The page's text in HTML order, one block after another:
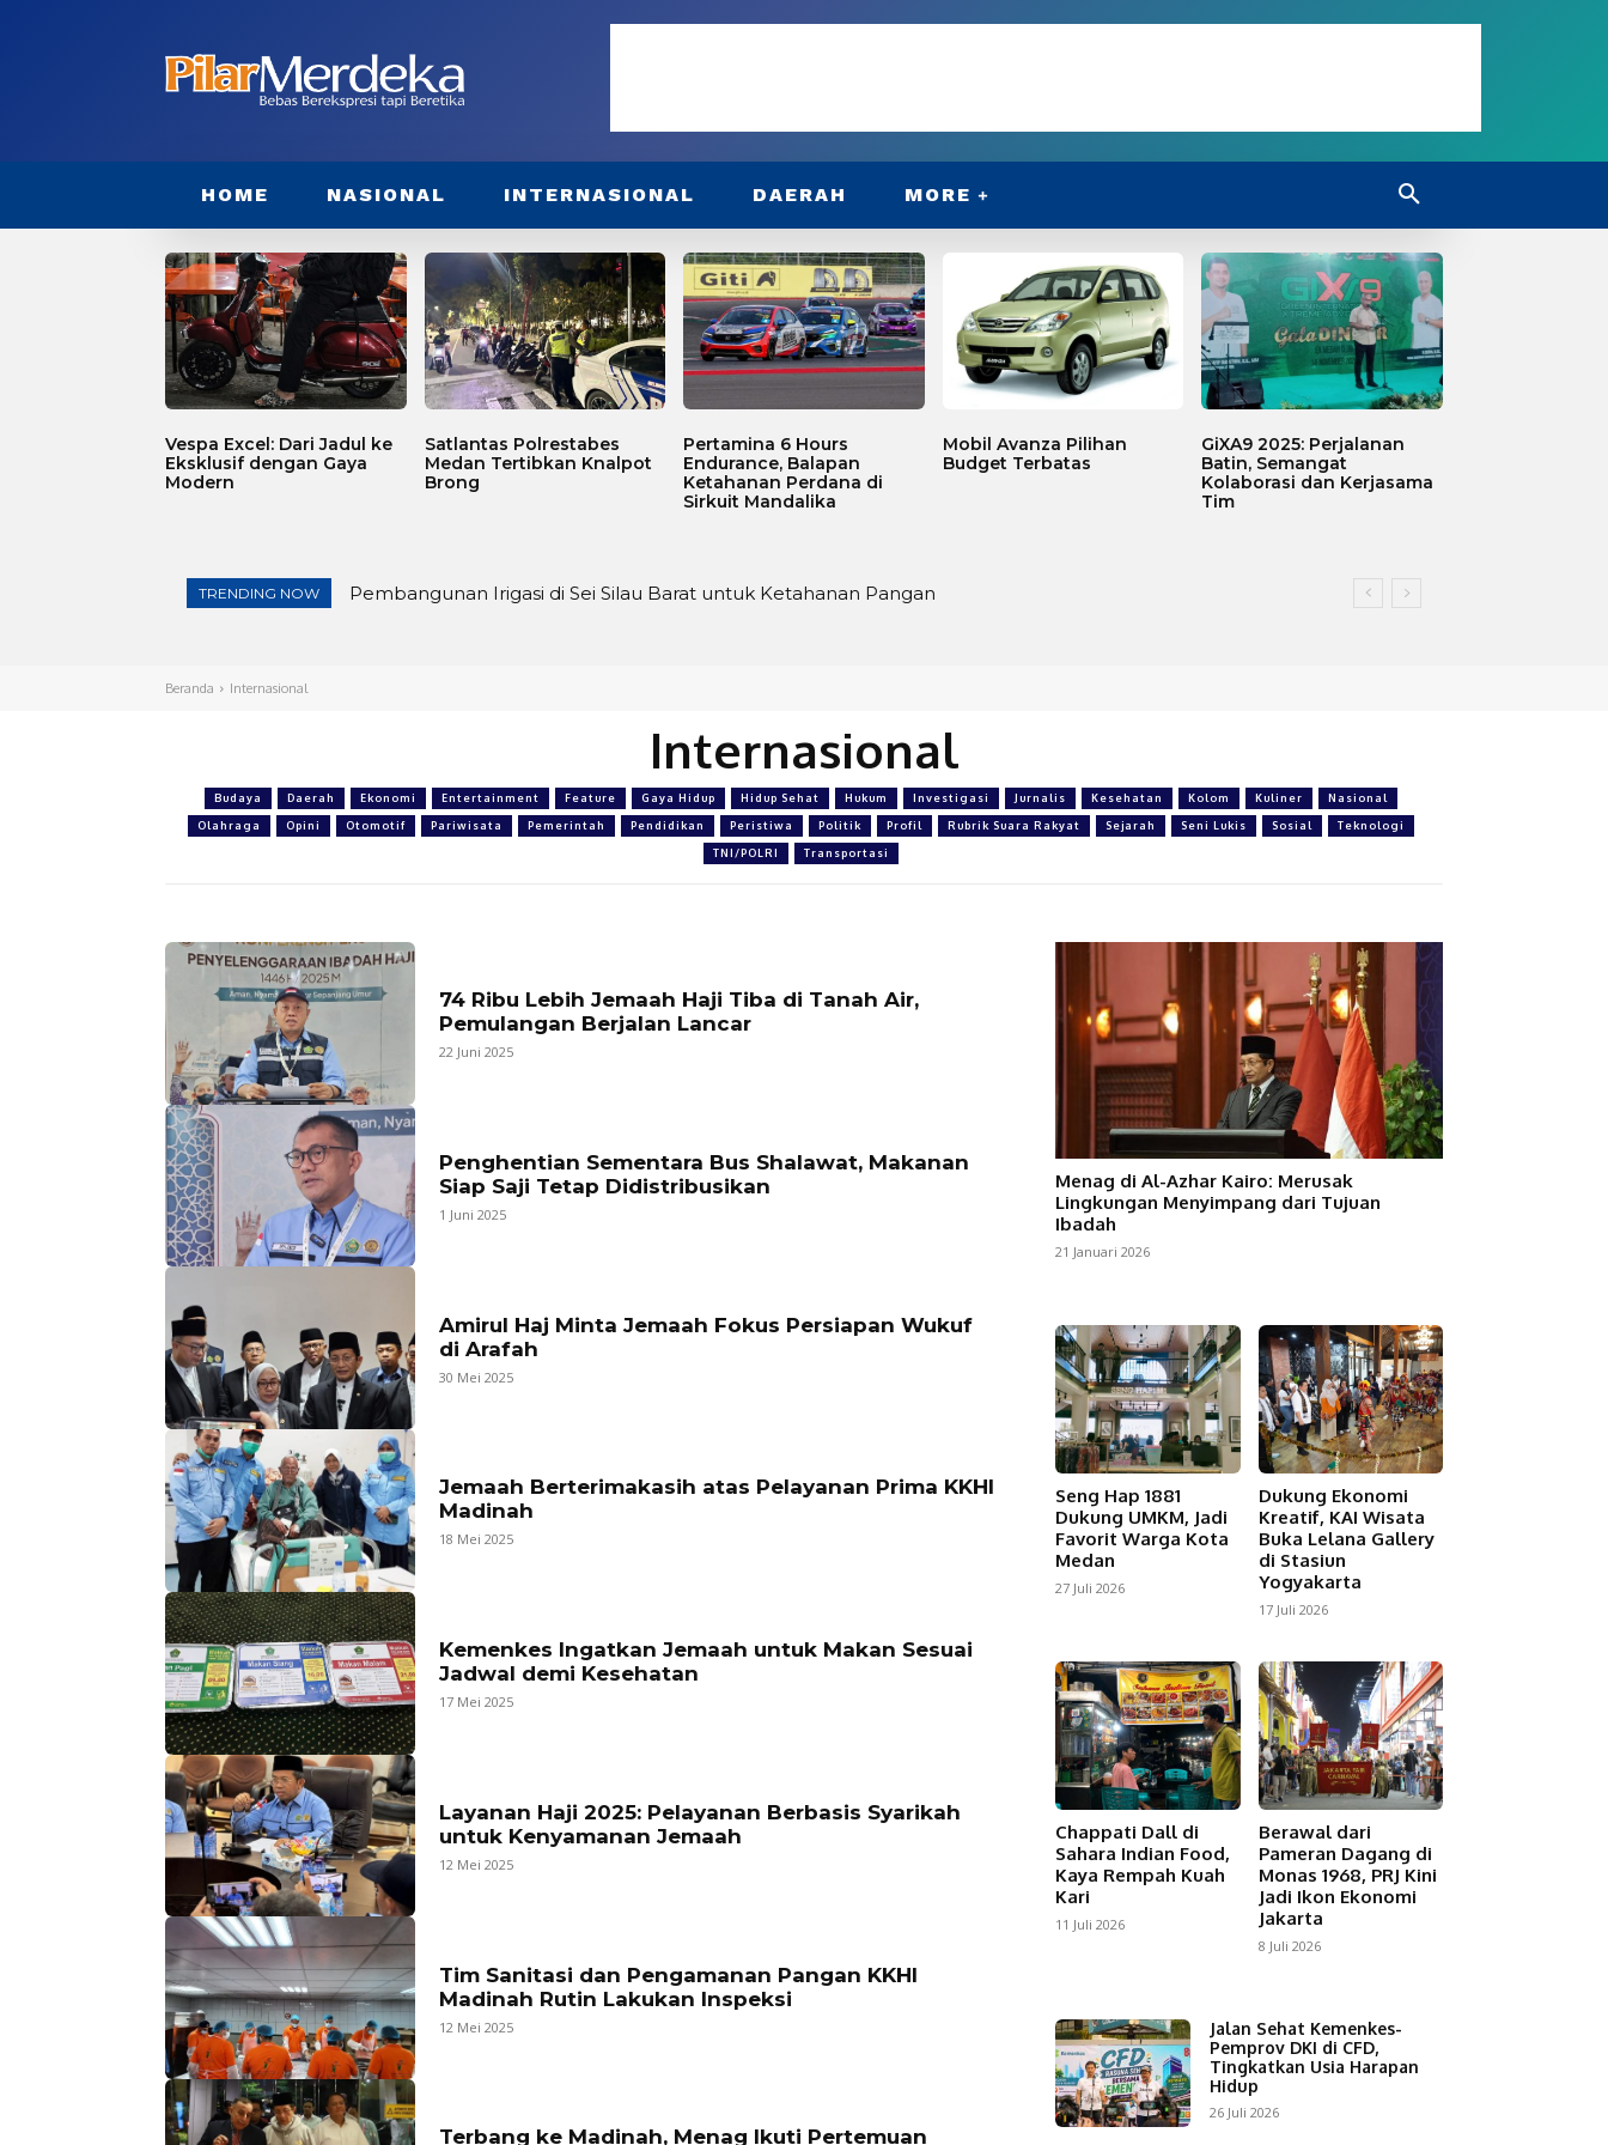
HOME NASIONAL INTERNASIONAL DAERAH MORE
Vespa Excel: Dari Jadul ke
Eksklusif dengan Gaya
Modern
Satlantas Polrestabes
Medan Tertibkan Knalpot
Brong
Pertamina 6 Hours
Endurance, Balapan
Ketahanan Perdana di
Sirkuit Mandalika
Mobil Avanza Pilihan
Budget Terbatas
GiXA9 2025: Perjalanan
Batin, Semangat
Kolaborasi dan Kerjasama
Tim
TRENDING NOW Pembangunan Irigasi di Sei Silau Barat untuk Ketahanan Pangan
Beranda Internasional
Internasional
Budaya Daerah Ekonomi Entertainment Feature Gaya Hidup Hidup Sehat Hukum Investigasi Jurnalis Kesehatan Kolom Kuliner Nasional
Olahraga Opini Otomotif Pariwisata Pemerintah Pendidikan Peristiwa Politik Profil Rubrik Suara Rakyat Sejarah Seni Lukis Sosial Teknologi
TNI/POLRI Transportasi
74 Ribu Lebih Jemaah Haji Tiba di Tanah Air,
Pemulangan Berjalan Lancar
22 Juni 2025
Penghentian Sementara Bus Shalawat, Makanan
Siap Saji Tetap Didistribusikan
1 Juni 2025
Amirul Haj Minta Jemaah Fokus Persiapan Wukuf
di Arafah
30 Mei 2025
Jemaah Berterimakasih atas Pelayanan Prima KKHI
Madinah
18 Mei 2025
Kemenkes Ingatkan Jemaah untuk Makan Sesuai
Jadwal demi Kesehatan
17 Mei 2025
Layanan Haji 2025: Pelayanan Berbasis Syarikah
untuk Kenyamanan Jemaah
12 Mei 2025
Tim Sanitasi dan Pengamanan Pangan KKHI
Madinah Rutin Lakukan Inspeksi
12 Mei 2025
Terbang ke Madinah, Menag Ikuti Pertemuan
Menag di Al-Azhar Kairo: Merusak
Lingkungan Menyimpang dari Tujuan
Ibadah
21 Januari 2026
Seng Hap 1881
Dukung UMKM, Jadi
Favorit Warga Kota
Medan
27 Juli 2026
Dukung Ekonomi
Kreatif, KAI Wisata
Buka Lelana Gallery
di Stasiun
Yogyakarta
17 Juli 2026
Chappati Dall di
Sahara Indian Food,
Kaya Rempah Kuah
Kari
11 Juli 2026
Berawal dari
Pameran Dagang di
Monas 1968, PRJ Kini
Jadi Ikon Ekonomi
Jakarta
8 Juli 2026
Jalan Sehat Kemenkes-
Pemprov DKI di CFD,
Tingkatkan Usia Harapan
Hidup
26 Juli 2026